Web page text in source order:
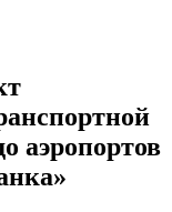
аэропортов